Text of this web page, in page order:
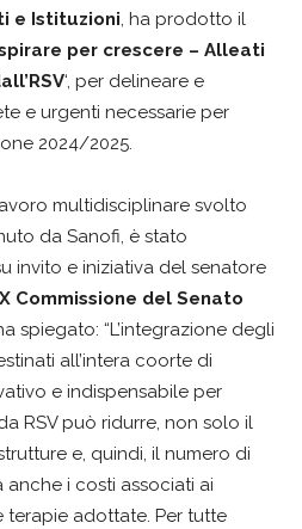
e Istituzioni, ha prodotto il
per crescere – Alleati
‘, per delineare e
e urgenti necessarie per
2024/2025.
multidisciplinare svolto
da Sanofi, è stato
invito e iniziativa del senatore
Commissione del Senato
spiegato: “L’integrazione degli
all’intera coorte di
e indispensabile per
RSV può ridurre, non solo il
e, quindi, il numero di
i costi associati ai
terapie adottate. Per tutte